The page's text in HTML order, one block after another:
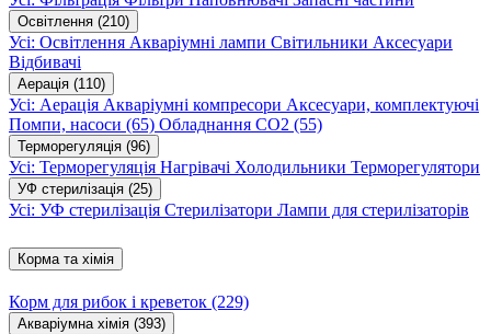
Освітлення (210)
Усі: Освітлення Акваріумні лампи Світильники Аксесуари
Відбивачі
Аерація (110)
Усі: Аерація Акваріумні компресори Аксесуари, комплектуючі
Помпи, насоси (65) Обладнання CO2 (55)
Терморегуляція (96)
Усі: Терморегуляція Нагрівачі Холодильники Терморегулятори
УФ стерилізація (25)
Усі: УФ стерилізація Стерилізатори Лампи для стерилізаторів
Корма та хімія
Корм для рибок і креветок (229)
Акваріумна хімія (393)